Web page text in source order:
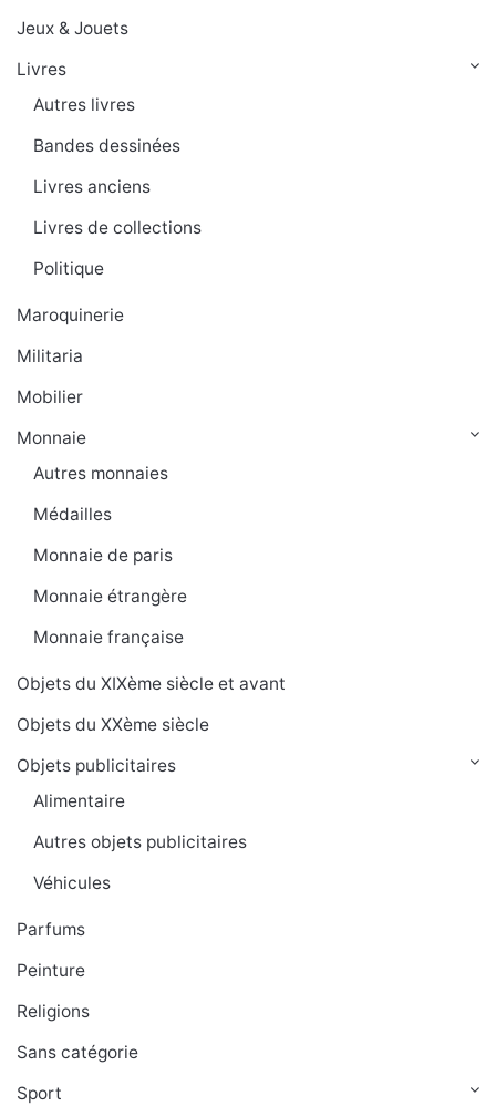
Jeux & Jouets
Livres
Autres livres
Bandes dessinées
Livres anciens
Livres de collections
Politique
Maroquinerie
Militaria
Mobilier
Monnaie
Autres monnaies
Médailles
Monnaie de paris
Monnaie étrangère
Monnaie française
Objets du XIXème siècle et avant
Objets du XXème siècle
Objets publicitaires
Alimentaire
Autres objets publicitaires
Véhicules
Parfums
Peinture
Religions
Sans catégorie
Sport